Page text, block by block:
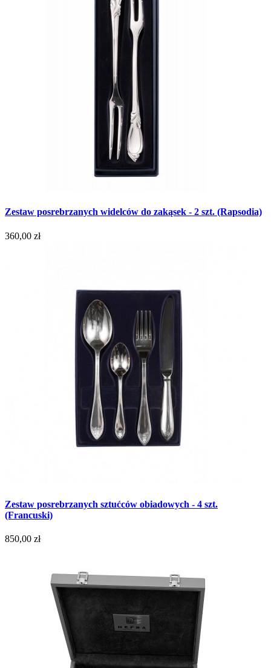
Zestaw posrebrzanych widelców do zakąsek - 2 szt. (Rapsodia)
360,00 zł
Zestaw posrebrzanych sztućców obiadowych - 4 szt.
(Francuski)
850,00 zł